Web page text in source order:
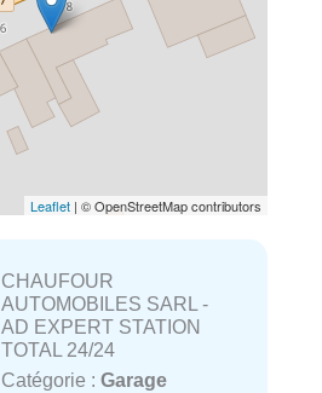
Leaflet | © OpenStreetMap contributors
CHAUFOUR
AUTOMOBILES SARL -
AD EXPERT STATION
TOTAL 24/24
Catégorie : Garage